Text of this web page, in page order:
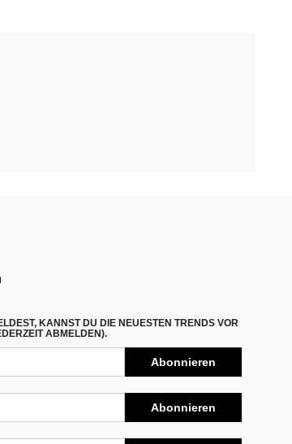
KANNST DU DIE NEUESTEN TRENDS VOR
ABMELDEN).
Abonnieren
Abonnieren